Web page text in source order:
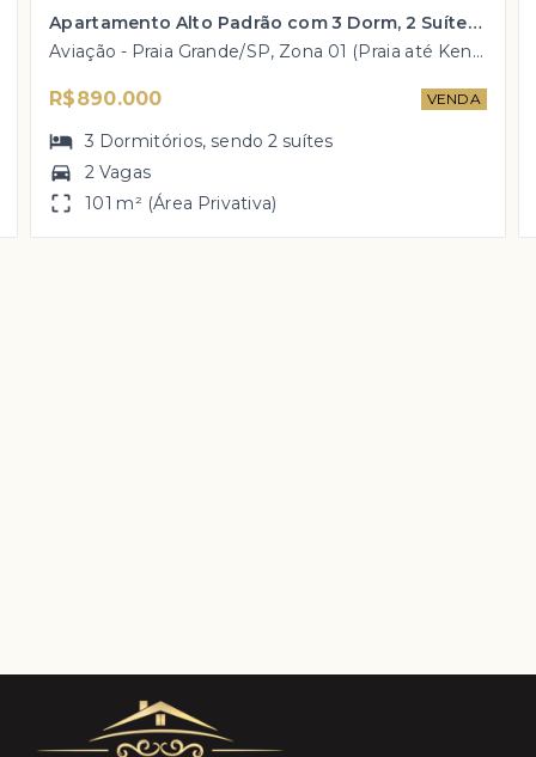
Apartamento Alto Padrão com 3 Dorm, 2 Suítes e Sacada Gourmet por R$ 890 mil
Aviação - Praia Grande/SP, Zona 01 (Praia até Kennedy)
R$890.000 VENDA
3 Dormitórios, sendo2 suítes
2 Vagas
101 m² (Área Privativa)